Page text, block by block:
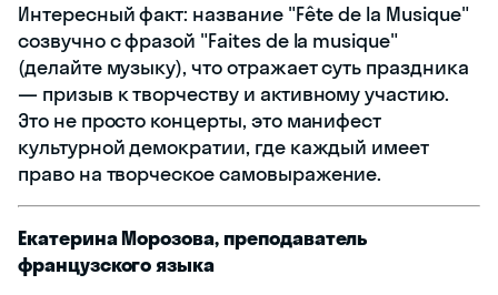
Интересный факт: название "Fête de la Musique"
созвучно с фразой "Faites de la musique"
(делайте музыку), что отражает суть праздника
— призыв к творчеству и активному участию.
Это не просто концерты, это манифест
культурной демократии, где каждый имеет
право на творческое самовыражение.
Екатерина Морозова, преподаватель
французского языка